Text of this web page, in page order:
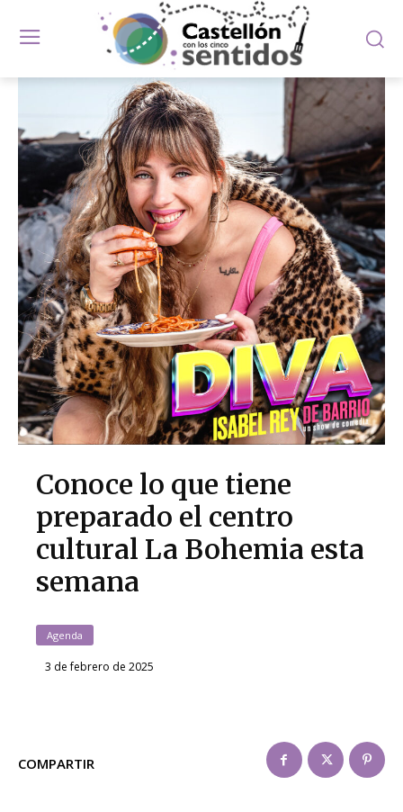
Conoce lo que tiene
preparado el centro
cultural La Bohemia esta
semana
Agenda
3 de febrero de 2025
COMPARTIR